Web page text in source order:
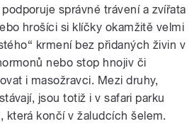
správné trávení a zvířata
hrošíci si klíčky okamžitě velmi
krmení bez přidaných živin v
nebo stop hnojiv či
i masožravci. Mezi druhy,
jsou totiž i v safari parku
která končí v žaludcích šelem.